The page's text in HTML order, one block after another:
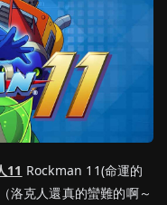
11 Rockman 11(命運的
洛克人還真的蠻難的啊～